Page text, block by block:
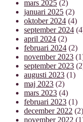
mars 2025 (2)
januari 2025 (2)
oktober 2024 (4)
september 2024
april 2024 (2)
februari 2024 (2)
november 2023
september 2023
augusti 2023 (1)
maj 2023 (2)
mars 2023 (4)
februari 2023 (1)
december 2022 (2)
november 2022